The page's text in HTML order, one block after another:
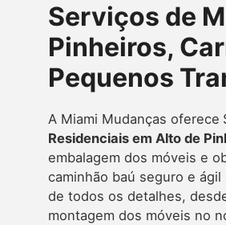
Serviços de
Pinheiros,
Pequenos
A Miami Mudanças oferece
Residenciais em Alto de
embalagem dos móveis e
caminhão baú seguro e
de todos os detalhes,
montagem dos móveis no